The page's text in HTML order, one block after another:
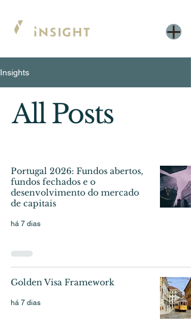
Insights
All Posts
Portugal 2026: Fundos abertos,
fundos fechados e o
desenvolvimento do mercado
de capitais
há 7 dias
Golden Visa Framework
há 7 dias